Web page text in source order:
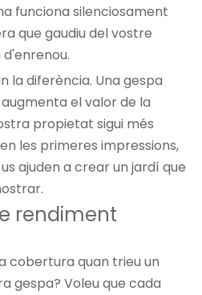
funciona silenciosament
que gaudiu del vostre
la diferència. Una gespa
el valor de la
propietat sigui més
les primeres impressions,
ajuden a crear un jardí que
rendiment
cobertura quan trieu un
gespa? Voleu que cada